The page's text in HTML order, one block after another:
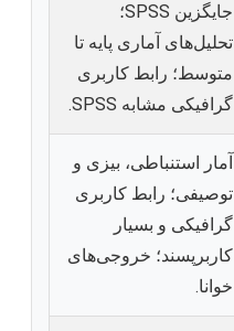
جایگزین SPSS؛
تحلیل‌های آماری پایه تا
متوسط؛ رابط کاربری
گرافیکی مشابه SPSS.
آمار استنباطی، بیزی و
توصیفی؛ رابط کاربری
گرافیکی و بسیار
کاربرپسند؛ خروجی‌های
خوانا.